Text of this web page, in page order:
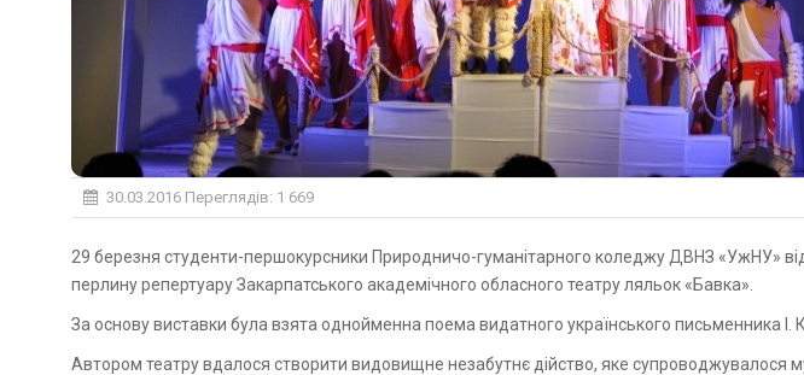
30.03.2016 Переглядів: 1 669
29 березня студенти-першокурсники Природничо-гуманітарного коледжу ДВНЗ «УжНУ» відвідали шоу-мюзикл «Енеїду-
перлину репертуару Закарпатського академічного обласного театру ляльок «Бавка».
За основу виставки була взята однойменна поема видатного українського письменника І.
Автором театру вдалося створити видовищне незабутнє дійство, яке супроводжувалося